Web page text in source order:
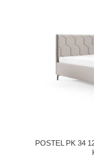
POSTEL PK 34